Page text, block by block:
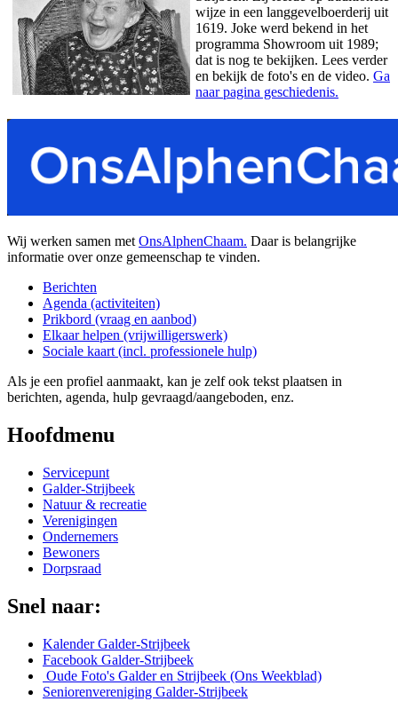
wijze in een langgevelboerderij uit
1619. Joke werd bekend in het
programma Showroom uit 1989;
dat is nog te bekijken. Lees verder
en bekijk de foto's en de video. Ga
naar pagina geschiedenis.
Wij werken samen metOnsAlphenChaam. Daar is belangrijke
informatie over onze gemeenschap te vinden.
Berichten
Agenda (activiteiten)
Prikbord (vraag en aanbod)
Elkaar helpen (vrijwilligerswerk)
Sociale kaart (incl. professionele hulp)
Als je een profiel aanmaakt, kan je zelf ook tekst plaatsen in
berichten, agenda, hulp gevraagd/aangeboden, enz.
Hoofdmenu
Servicepunt
Galder-Strijbeek
Natuur & recreatie
Verenigingen
Ondernemers
Bewoners
Dorpsraad
Snel naar:
Kalender Galder-Strijbeek
Facebook Galder-Strijbeek
Oude Foto's Galder en Strijbeek (Ons Weekblad)
Seniorenvereniging Galder-Strijbeek